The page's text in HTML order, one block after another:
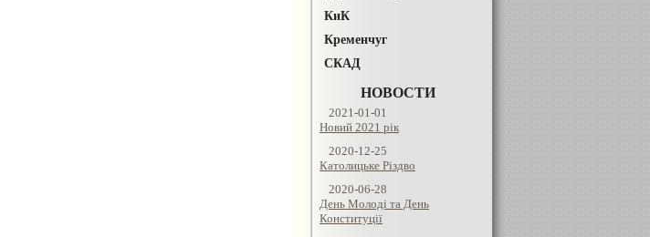
КиК
Кременчуг
СКАД
НОВОСТИ
2021-01-01
Новий 2021 рік
2020-12-25
Католицьке Різдво
2020-06-28
День Молоді та День
Конституції